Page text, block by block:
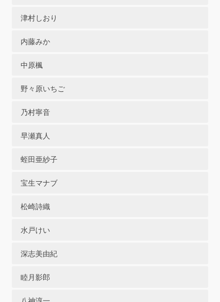
津村しおり
内藤みか
中原楓
野々原いちご
乃村寧音
早瀬真人
蛭田亜紗子
宝生マナブ
松崎詩織
水戸けい
深志美由紀
睦月影郎